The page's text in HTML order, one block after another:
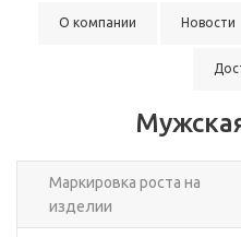
О компании Новости
Маркировка роста на
изделии